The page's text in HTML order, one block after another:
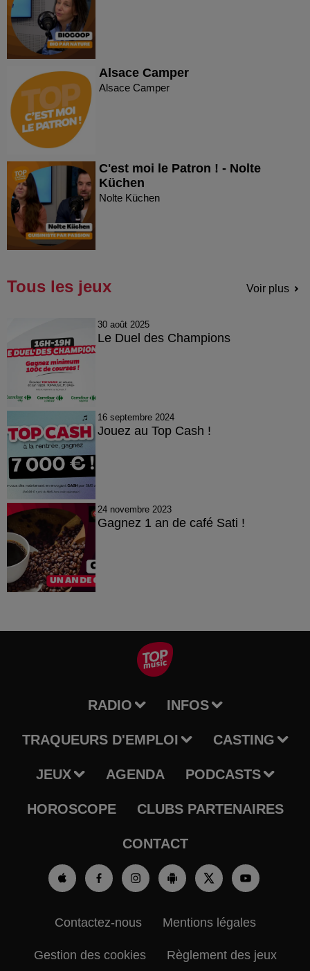
Alsace Camper
Alsace Camper
C'est moi le Patron ! - Nolte
Küchen
Nolte Küchen
Tous les jeux Voir plus
30 août 2025
Le Duel des Champions
16 septembre 2024
Jouez au Top Cash !
24 novembre 2023
Gagnez 1 an de café Sati !
RADIO INFOS
TRAQUEURS D'EMPLOI CASTING
JEUX AGENDA PODCASTS
HOROSCOPE CLUBS PARTENAIRES
CONTACT
Contactez-nous Mentions légales
Gestion des cookies Règlement des jeux